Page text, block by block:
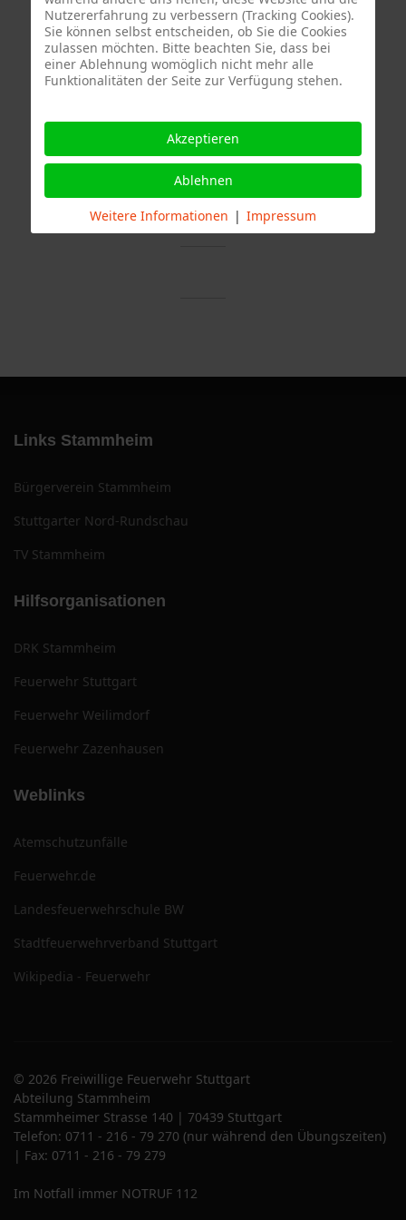
Termine
Links Stammheim
Bürgerverein Stammheim
Stuttgarter Nord-Rundschau
TV Stammheim
Hilfsorganisationen
DRK Stammheim
Feuerwehr Stuttgart
Feuerwehr Weilimdorf
Feuerwehr Zazenhausen
Weblinks
Atemschutzunfälle
Feuerwehr.de
Landesfeuerwehrschule BW
Stadtfeuerwehrverband Stuttgart
Wikipedia - Feuerwehr
© 2026 Freiwillige Feuerwehr Stuttgart
Abteilung Stammheim
Stammheimer Strasse 140 | 70439 Stuttgart
Telefon: 0711 - 216 - 79 270 (nur während den Übungszeiten)
| Fax: 0711 - 216 - 79 279
Im Notfall immer NOTRUF 112
Nutzererfahrung zu verbessern (Tracking Cookies).
Sie können selbst entscheiden, ob Sie die Cookies
zulassen möchten. Bitte beachten Sie, dass bei
einer Ablehnung womöglich nicht mehr alle
Funktionalitäten der Seite zur Verfügung stehen.
Akzeptieren
Ablehnen
Weitere Informationen | Impressum